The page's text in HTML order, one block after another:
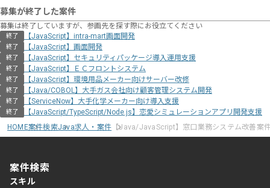
募集が終了した案件
募集は終了していますが、参画先を探す際にお役立てください
終了 【JavaScript】intra-mart画面開発
終了 【JavaScript】画面開発
終了 【JavaScript】セキュリティパッケージ導入運用支援
終了 【JavaScript】ＥＣフロントシステム
終了 【JavaScript】環境用品メーカー向けサーバー改修
終了 【Java/COBOL】大手ガス会社向け顧客管理システム開発
終了 【ServiceNow】大手化学メーカー向け導入支援
終了
【JavaScript/TypeScript/Node.js】恋愛シミュレーションアプリ開発支援
HOME案件検索Java求人・案件 【Java/JavaScript】窓口業務システム改善案
案件検索
スキル